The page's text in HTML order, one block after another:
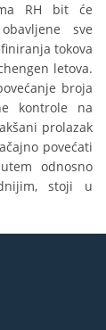
RH bit će
sve
tokova
letova.
broja
kontrole na
prolazak
povećati
odnosno
stoji u